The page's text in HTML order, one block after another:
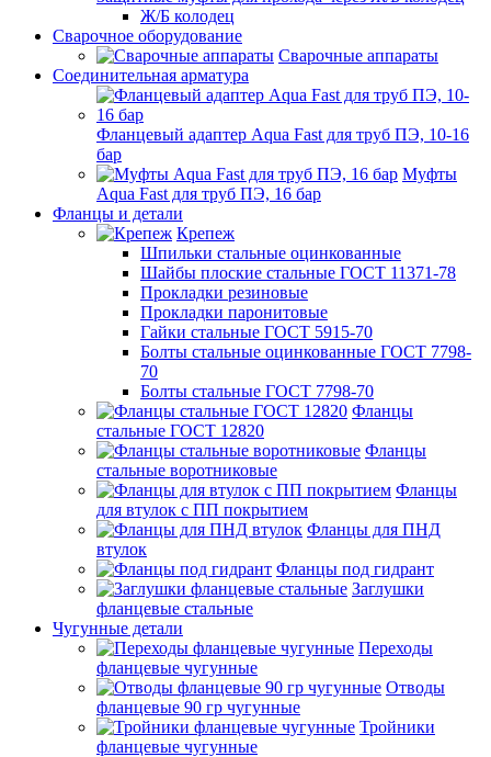
Ж/Б колодец
Сварочное оборудование
Сварочные аппараты
Соединительная арматура
Фланцевый адаптер Aqua Fast для труб ПЭ, 10-16
бар
Муфты
Aqua Fast для труб ПЭ, 16 бар
Фланцы и детали
Крепеж
Шпильки стальные оцинкованные
Шайбы плоские стальные ГОСТ 11371-78
Прокладки резиновые
Прокладки паронитовые
Гайки стальные ГОСТ 5915-70
Болты стальные оцинкованные ГОСТ 7798-
70
Болты стальные ГОСТ 7798-70
Фланцы
стальные ГОСТ 12820
Фланцы
стальные воротниковые
Фланцы
для втулок с ПП покрытием
Фланцы для ПНД
втулок
Фланцы под гидрант
Заглушки
фланцевые стальные
Чугунные детали
Переходы
фланцевые чугунные
Отводы
фланцевые 90 гр чугунные
Тройники
фланцевые чугунные